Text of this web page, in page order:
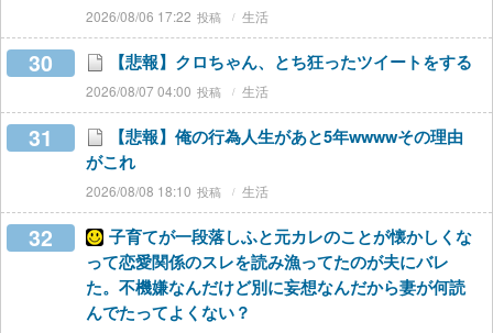
2026/08/06 17:22 生活
30 【悲報】クロちゃん、とち狂ったツイートをする
2026/08/07 04:00 生活
31
【悲報】俺の行為人生があと5年wwwwその理由
がこれ
2026/08/08 18:10 生活
32
子育てが一段落しふと元カレのことが懐かしくな
って恋愛関係のスレを読み漁ってたのが夫にバレ
た。不機嫌なんだけど別に妄想なんだから妻が何読
んでたってよくない？